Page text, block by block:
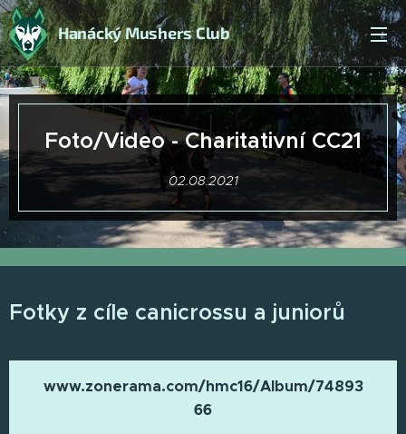
Hanácký Mushers Club
Foto/Video - Charitativní CC21
02.08.2021
Fotky z cíle canicrossu a juniorů
www.zonerama.com/hmc16/Album/74893
66